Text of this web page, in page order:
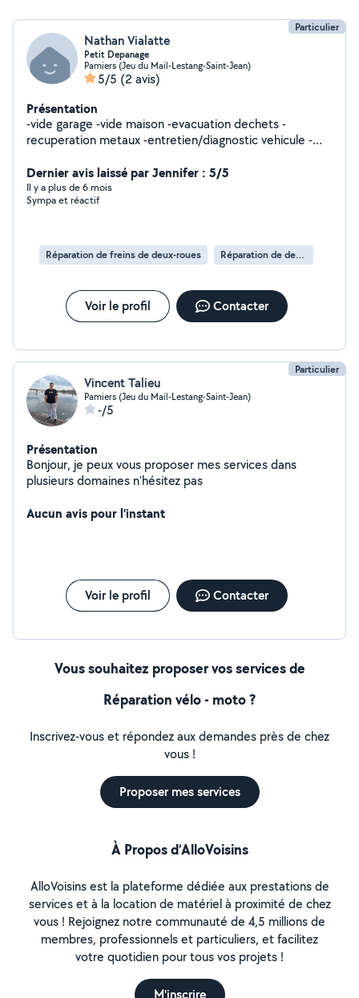
Particulier
Nathan Vialatte
Petit Depanage
Pamiers (Jeu du Mail-Lestang-Saint-Jean)
5/5 (2 avis)
Présentation
-vide garage -vide maison -evacuation dechets -
recuperation metaux -entretien/diagnostic vehicule -
véhicule -etc
Dernier avis laissé par Jennifer : 5/5
Il y a plus de 6 mois
Sympa et réactif
Réparation de freins de deux-roues Réparation de deux-roues
Voir le profil Contacter
Particulier
Vincent Talieu
Pamiers (Jeu du Mail-Lestang-Saint-Jean)
-/5
Présentation
Bonjour, je peux vous proposer mes services dans
plusieurs domaines n'hésitez pas
Aucun avis pour l'instant
Voir le profil Contacter
Vous souhaitez proposer vos services de
Réparation vélo - moto ?
Inscrivez-vous et répondez aux demandes près de chez
vous !
Proposer mes services
À Propos d’AlloVoisins
AlloVoisins est la plateforme dédiée aux prestations de
services et à la location de matériel à proximité de chez
vous ! Rejoignez notre communauté de 4,5 millions de
membres, professionnels et particuliers, et facilitez
votre quotidien pour tous vos projets !
M'inscrire